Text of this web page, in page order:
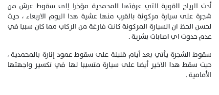
أدت الرياح القوية التي عرفتها المحمدية مؤخرا إلى سقوط عرش من
شجرة على سيارة مركونة بالقرب منها عشية هدا اليوم الاربعاء ، حيت
لحسن الحظ ان السيارة المركونة كانت فارغة من الركاب مما كان سببا في
عدم حدوت اي اصابات بشرية .
سقوط الشجرة يأتي بعد أيام قليلة على سقوط عمود إنارة بالمحمدية ،
حيت سقط هدا الاخير أيضا على سيارة متسببا لها في تكسير واجهتها
الأمامية .